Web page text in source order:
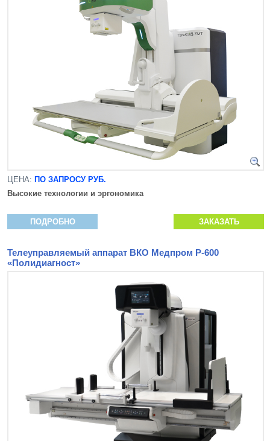
ЦЕНА: ПО ЗАПРОСУ РУБ.
Высокие технологии и эргономика
ПОДРОБНО ЗАКАЗАТЬ
Телеуправляемый аппарат ВКО Медпром Р-600
«Полидиагност»